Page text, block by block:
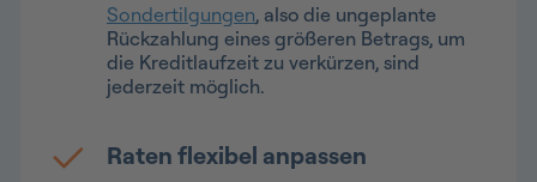
Sondertilgungen, also die ungeplante
Rückzahlung eines größeren Betrags, um
die Kreditlaufzeit zu verkürzen, sind
jederzeit möglich.
Raten flexibel anpassen